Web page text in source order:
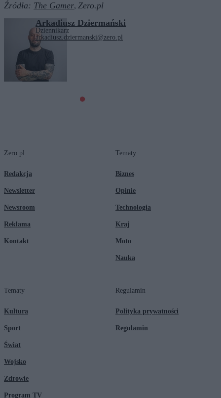
Źródła: The Gamer, Zero.pl
Arkadiusz Dziermański
Dziennikarz
arkadiusz.dziermanski@zero.pl
Tagi:technologie
Zero.pl
Redakcja
Newsletter
Newsroom
Reklama
Kontakt
Tematy
Biznes
Opinie
Technologia
Kraj
Moto
Nauka
Tematy
Kultura
Sport
Świat
Wojsko
Zdrowie
Program TV
Regulamin
Polityka prywatności
Regulamin